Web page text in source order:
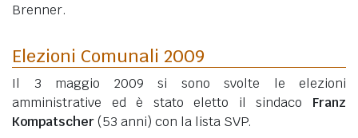
Brenner.
Elezioni Comunali 2009
Il 3 maggio 2009 si sono svolte le elezioni
amministrative ed è stato eletto il sindaco Franz
Kompatscher(53 anni) con la lista SVP.